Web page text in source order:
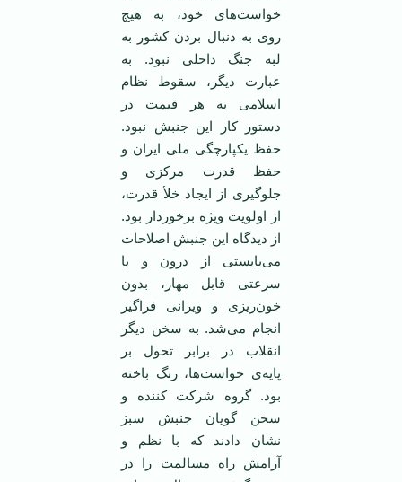
خواست‌های خود، به هیچ
روی به دنبال بردن کشور به
لبه جنگ داخلی نبود. به
عبارت دیگر، سقوط نظام
اسلامی به هر قیمت در
دستور کار این جنبش نبود.
حفظ یکپارچگی ملی ایران و
حفظ قدرت مرکزی و
جلوگیری از ایجاد خلأ قدرت،
از اولویت ویژه برخوردار بود.
از دیدگاه این جنبش اصلاحات
می‌بایستی از درون و با
سرعتی قابل مهار، بدون
خون‌ریزی و ویرانی فراگیر
انجام می‌شد. به سخن دیگر
انقلاب در برابر تحول بر
پایه‌ی خواست‌ها، رنگ باخته
بود. گروه شرکت کننده و
سخن گویان جنبش سبز
نشان دادند که با نظم و
آرامش راه مسالمت را در